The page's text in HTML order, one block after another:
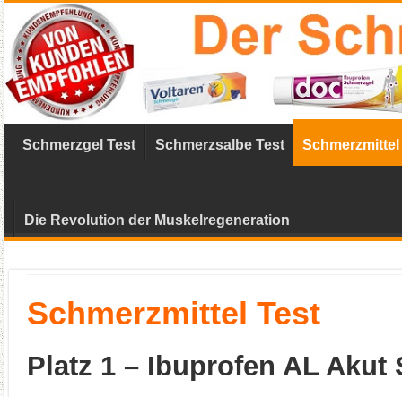
Schmerzgel Test Schmerzsalbe Test Schmerzmittel
Die Revolution der Muskelregeneration
Schmerzmittel Test
Platz 1 – Ibuprofen AL Akut